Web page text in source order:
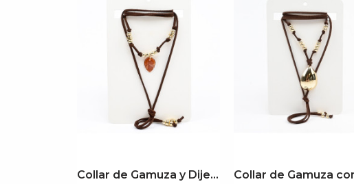
Collar de Gamuza y Dije Acrílico